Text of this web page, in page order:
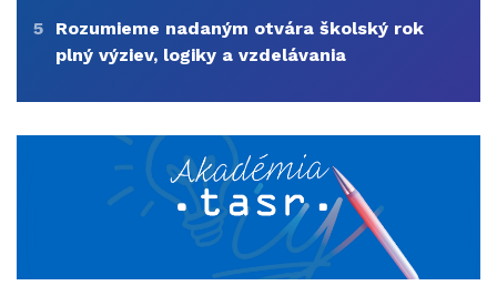
5
Rozumieme nadaným otvára školský rok
plný výziev, logiky a vzdelávania